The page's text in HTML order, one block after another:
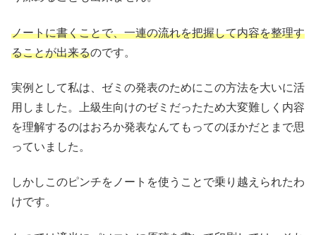
ノートに書くことで、一連の流れを把握して内容を整理す
ることが出来るのです。
実例として私は、ゼミの発表のためにこの方法を大いに活
用しました。上級生向けのゼミだったため大変難しく内容
を理解するのはおろか発表なんてもってのほかだとまで思
っていました。
しかしこのピンチをノートを使うことで乗り越えられたわ
けです。